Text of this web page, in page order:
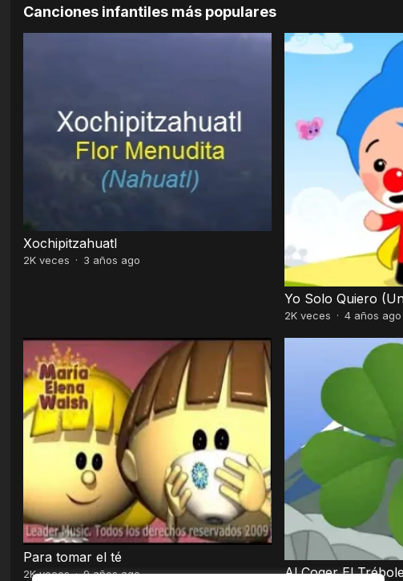
Canciones infantiles más populares
Xochipitzahuatl
2K veces · 3 años ago
Yo Solo Quiero
2Kveces · 4 años ago
Para tomar el té
2Kveces ·9 años ago Al Coger El Trébole